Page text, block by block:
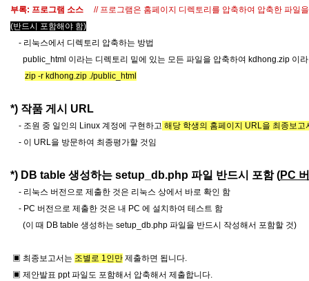
부록: 프로그램 소스 // 프로그램은 홈페이지 디렉토리를 압축하여 압축한 파일
(반드시 포함해야 함)
- 리눅스에서 디렉토리 압축하는 방법
public_html 이라는 디렉토리 밑에 있는 모든 파일을 압축하여 kdhong.zip 이
zip -r kdhong.zip ./public_html
*) 작품 게시 URL
- 조원 중 일인의 Linux 계정에 구현하고 해당 학생의 홈페이지 URL을 최종보고
- 이 URL을 방문하여 최종평가할 것임
*) DB table 생성하는 setup_db.php 파일 반드시 포함 (PC
- 리눅스 버전으로 제출한 것은 리눅스 상에서 바로 확인 함
- PC 버전으로 제출한 것은 내 PC 에 설치하여 테스트 함
(이 때 DB table 생성하는 setup_db.php 파일을 반드시 작성해서 포함할 것)
▣ 최종보고서는 조별로 1인만 제출하면 됩니다.
▣ 제안발표 ppt 파일도 포함해서 압축해서 제출합니다.